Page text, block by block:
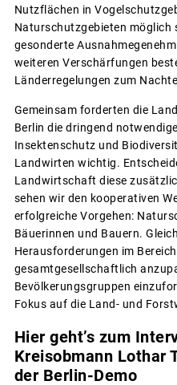
Nutzflächen in
Naturschutzgebieten möglich
gesonderte
weiteren Verschärfungen
Länderregelungen zum
Gemeinsam forderten die
Berlin die dringend
Insektenschutz und
Landwirten wichtig.
Landwirtschaft diese
sehen wir den kooperativen
erfolgreiche Vorgehen:
Bäuerinnen und Bauern.
Herausforderungen im
gesamtgesellschaftlich
Bevölkerungsgruppen
Fokus auf die Land- und
Hier geht’s zum
Kreisobmann Lothar
der Berlin-Demo